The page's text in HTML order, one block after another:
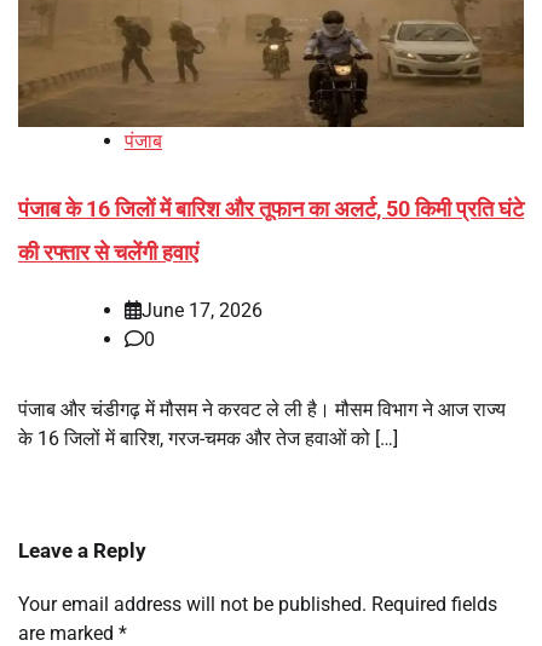
पंजाब
पंजाब के 16 जिलों में बारिश और तूफान का अलर्ट, 50 किमी प्रति घंटे
की रफ्तार से चलेंगी हवाएं
June 17, 2026
0
पंजाब और चंडीगढ़ में मौसम ने करवट ले ली है। मौसम विभाग ने आज राज्य
के 16 जिलों में बारिश, गरज-चमक और तेज हवाओं को […]
Leave a Reply
Your email address will not be published. Required fields
are marked *